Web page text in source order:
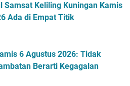
Samsat Keliling Kuningan Kamis
Ada di Empat Titik
6 Agustus 2026: Tidak
Berarti Kegagalan